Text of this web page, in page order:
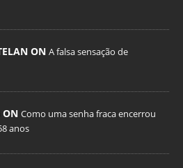
ON A falsa sensação de
ON Como uma senha fraca encerrou
anos